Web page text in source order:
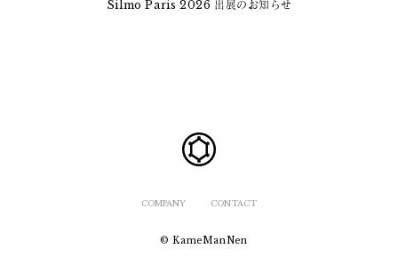
Silmo Paris 2026 出展のお知らせ
COMPANY CONTACT
© KameManNen